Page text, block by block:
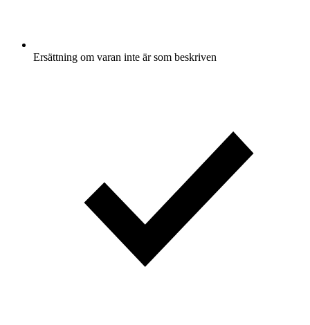
Ersättning om varan inte är som beskriven